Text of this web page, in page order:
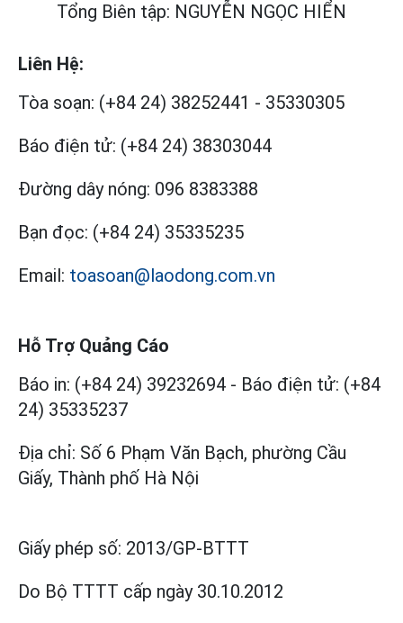
Tổng Biên tập: NGUYỄN NGỌC HIỂN
Liên Hệ:
Tòa soạn: (+84 24) 38252441 - 35330305
Báo điện tử: (+84 24) 38303044
Đường dây nóng: 096 8383388
Bạn đọc: (+84 24) 35335235
Email: toasoan@laodong.com.vn
Hỗ Trợ Quảng Cáo
Báo in: (+84 24) 39232694 - Báo điện tử: (+84
24) 35335237
Địa chỉ: Số 6 Phạm Văn Bạch, phường Cầu
Giấy, Thành phố Hà Nội
Giấy phép số: 2013/GP-BTTT
Do Bộ TTTT cấp ngày 30.10.2012